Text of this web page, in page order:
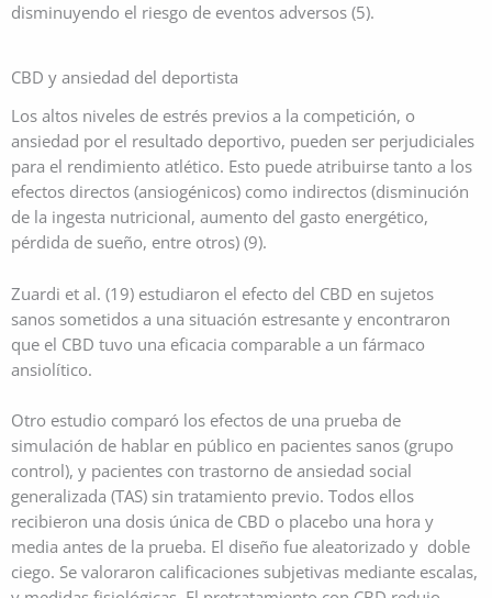
disminuyendo el riesgo de eventos adversos (5).
CBD y ansiedad del deportista
Los altos niveles de estrés previos a la competición, o
ansiedad por el resultado deportivo, pueden ser perjudiciales
para el rendimiento atlético. Esto puede atribuirse tanto a los
efectos directos (ansiogénicos) como indirectos (disminución
de la ingesta nutricional, aumento del gasto energético,
pérdida de sueño, entre otros) (9).
Zuardi et al. (19) estudiaron el efecto del CBD en sujetos
sanos sometidos a una situación estresante y encontraron
que el CBD tuvo una eficacia comparable a un fármaco
ansiolítico.
Otro estudio comparó los efectos de una prueba de
simulación de hablar en público en pacientes sanos (grupo
control), y pacientes con trastorno de ansiedad social
generalizada (TAS) sin tratamiento previo. Todos ellos
recibieron una dosis única de CBD o placebo una hora y
media antes de la prueba. El diseño fue aleatorizado y doble
ciego. Se valoraron calificaciones subjetivas mediante escalas,